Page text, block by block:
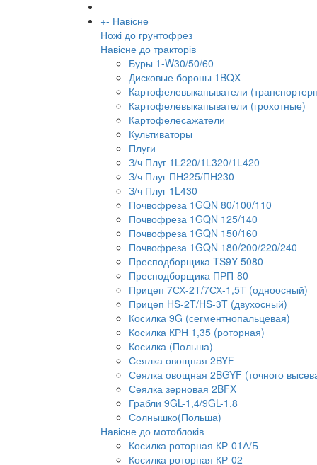
+- Навісне
Ножі до грунтофрез
Навісне до тракторів
Буры 1-W30/50/60
Дисковые бороны 1BQX
Картофелевыкапыватели
Картофелевыкапыватели (грохотные)
Картофелесажатели
Культиваторы
Плуги
З/ч Плуг 1L220/1L320/1L420
З/ч Плуг ПН225/ПН230
З/ч Плуг 1L430
Почвофреза 1GQN 80/100/110
Почвофреза 1GQN 125/140
Почвофреза 1GQN 150/160
Почвофреза 1GQN 180/200/220/240
Пресподборщика TS9Y-5080
Пресподборщика ПРП-80
Прицеп 7СХ-2Т/7СХ-1,5Т (одноосный)
Прицеп HS-2T/HS-3T (двухосный)
Косилка 9G (сегментнопальцевая)
Косилка КРН 1,35 (роторная)
Косилка (Польша)
Сеялка овощная 2BYF
Сеялка овощная 2BGYF (точного
Сеялка зерновая 2BFX
Грабли 9GL-1,4/9GL-1,8
Солнышко(Польша)
Навісне до мотоблоків
Косилка роторная КР-01А/Б
Косилка роторная КР-02